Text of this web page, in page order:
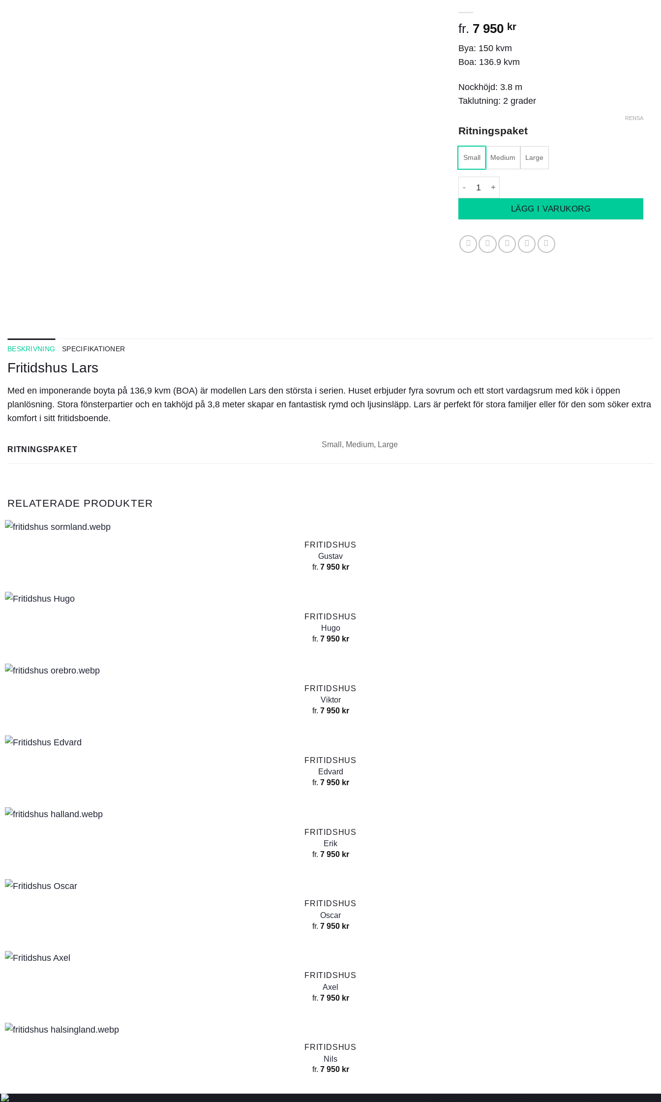
fr. 7 950 kr
Bya: 150 kvm
Boa: 136.9 kvm
Nockhöjd: 3.8 m
Taklutning: 2 grader
Ritningspaket
Small Medium Large
RENSA
LÄGG I VARUKORG
BESKRIVNING SPECIFIKATIONER
Fritidshus Lars
Med en imponerande boyta på 136,9 kvm (BOA) är modellen Lars den största i serien. Huset erbjuder fyra sovrum och ett stort vardagsrum med kök i öppen
planlösning. Stora fönsterpartier och en takhöjd på 3,8 meter skapar en fantastisk rymd och ljusinsläpp. Lars är perfekt för stora familjer eller för den som söker extra
komfort i sitt fritidsboende.
RITNINGSPAKET
Small, Medium, Large
RELATERADE PRODUKTER
FRITIDSHUS
Gustav
fr. 7 950 kr
FRITIDSHUS
Hugo
fr. 7 950 kr
FRITIDSHUS
Viktor
fr. 7 950 kr
FRITIDSHUS
Edvard
fr. 7 950 kr
FRITIDSHUS
Erik
fr. 7 950 kr
FRITIDSHUS
Oscar
fr. 7 950 kr
FRITIDSHUS
Axel
fr. 7 950 kr
FRITIDSHUS
Nils
fr. 7 950 kr